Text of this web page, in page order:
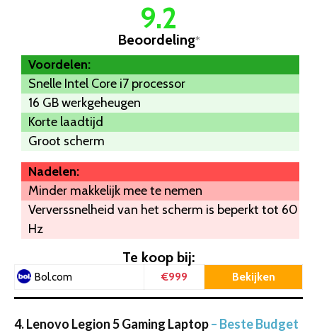
9.2
Beoordeling*
Voordelen:
Snelle Intel Core i7 processor
16 GB werkgeheugen
Korte laadtijd
Groot scherm
Nadelen:
Minder makkelijk mee te nemen
Ververssnelheid van het scherm is beperkt tot 60
Hz
Te koop bij:
Bol.com €999 Bekijken
4. Lenovo Legion 5 Gaming Laptop– Beste Budget